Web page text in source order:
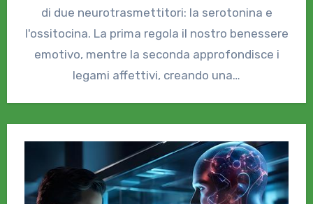
di due neurotrasmettitori: la serotonina e
l'ossitocina. La prima regola il nostro benessere
emotivo, mentre la seconda approfondisce i
legami affettivi, creando una…